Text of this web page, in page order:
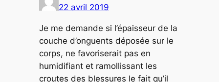
22 avril 2019
Je me demande si l’épaisseur de la
couche d’onguents déposée sur le
corps, ne favoriserait pas en
humidifiant et ramollissant les
croutes des blessures le fait qu’il